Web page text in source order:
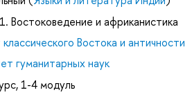
Востоковедение и африканистика
Востока и античности
гуманитарных наук
1-4 модуль